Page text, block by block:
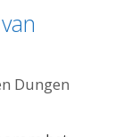
Dungen